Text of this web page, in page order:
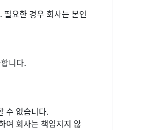
요한 경우 회사는 본인
니다.
수 없습니다.
여 회사는 책임지지 않